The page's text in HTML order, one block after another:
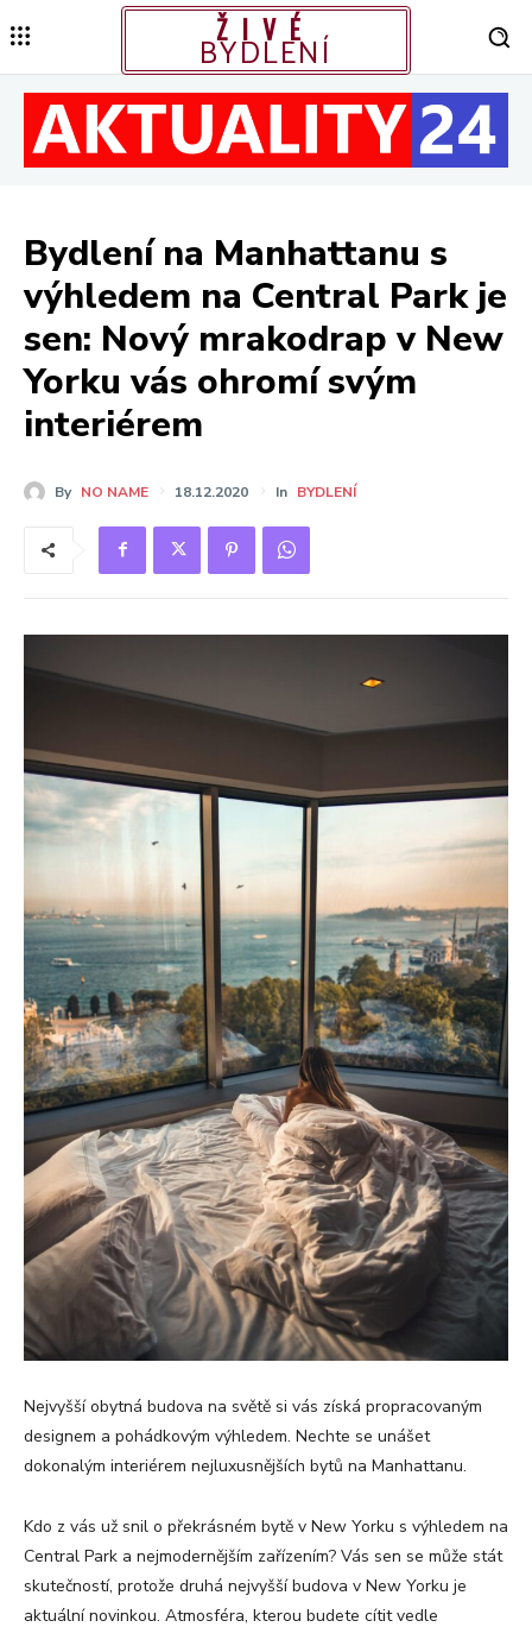
ŽIVÉ
BYDLENÍ
Bydlení na Manhattanu s
výhledem na Central Park je
sen: Nový mrakodrap v New
Yorku vás ohromí svým
interiérem
By NO NAME 18.12.2020 In BYDLENÍ
Nejvyšší obytná budova na světě si vás získá propracovaným
designem a pohádkovým výhledem. Nechte se unášet
dokonalým interiérem nejluxusnějších bytů na Manhattanu.
Kdo z vás už snil o překrásném bytě v New Yorku s výhledem na
Central Park a nejmodernějším zařízením? Vás sen se může stát
skutečností, protože druhá nejvyšší budova v New Yorku je
aktuální novinkou. Atmosféra, kterou budete cítit vedle